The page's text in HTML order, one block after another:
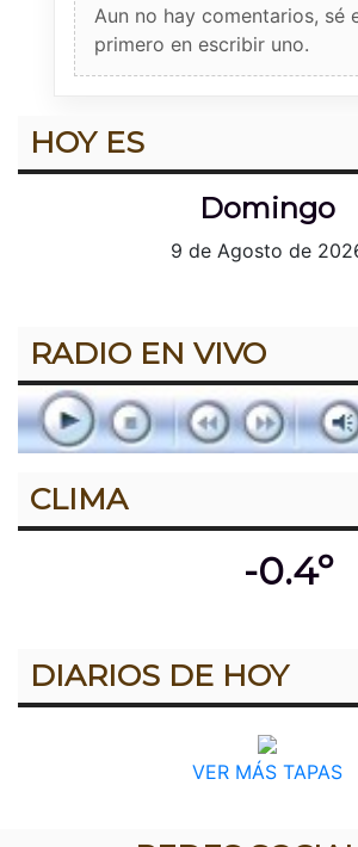
Aun no hay comentarios, sé
primero en escribir uno.
HOY ES
Domingo
9 de Agosto de
RADIO EN VIVO
CLIMA
-0.4º
DIARIOS DE HOY
VER MÁS TAPAS